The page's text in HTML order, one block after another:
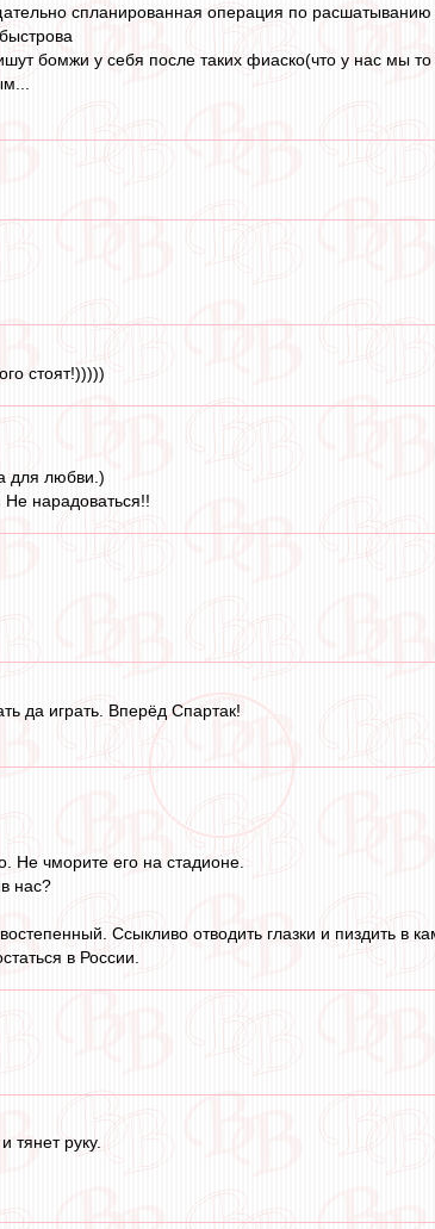
спланированная операция по
бомжи у себя после таких фиаско(что у нас мы
стоят!)))))
для любви.)
Не нарадоваться!!
да играть. Вперёд Спартак!
Не чморите его на стадионе.
нас?
Ссыкливо отводить глазки и пиздить в
в России.
тянет руку.